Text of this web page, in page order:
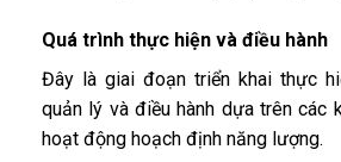
Quá trình thực hiện và điều hành
Đây là giai đoạn triển khai thực
quản lý và điều hành dựa trên các
hoạt động hoạch định năng lượng.